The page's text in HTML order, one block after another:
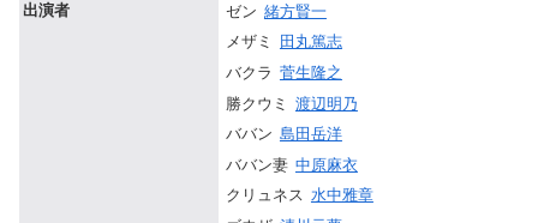
出演者
ゼン 緒方賢一
メザミ
田丸篤志
バクラ 菅生隆之
勝クウミ
渡辺明乃
ババン 島田岳洋
ババン妻 中原麻衣
クリュネス 水中雅章